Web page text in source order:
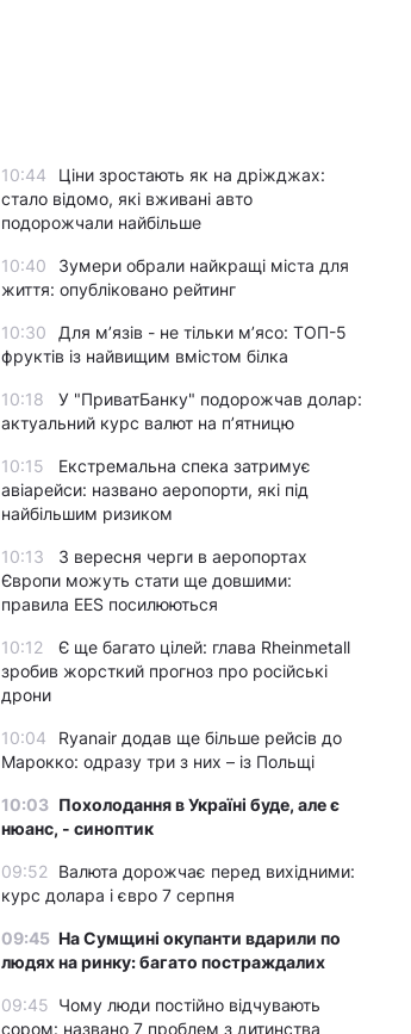
10:44
Ціни зростають як на дріжджах:
стало відомо, які вживані авто
подорожчали найбільше
10:40
Зумери обрали найкращі міста для
життя: опубліковано рейтинг
10:30
Для м’язів - не тільки м’ясо: ТОП-5
фруктів із найвищим вмістом білка
10:18
У "ПриватБанку" подорожчав долар:
актуальний курс валют на п’ятницю
10:15
Екстремальна спека затримує
авіарейси: названо аеропорти, які під
найбільшим ризиком
10:13
З вересня черги в аеропортах
Європи можуть стати ще довшими:
правила EES посилюються
10:12
Є ще багато цілей: глава Rheinmetall
зробив жорсткий прогноз про російські
дрони
10:04
Ryanair додав ще більше рейсів до
Марокко: одразу три з них – із Польщі
10:03 Похолодання в Україні буде, але є
нюанс, - синоптик
09:52
Валюта дорожчає перед вихідними:
курс долара і євро 7 серпня
09:45 На Сумщині окупанти вдарили по
людях на ринку: багато постраждалих
09:45 Чому люди постійно відчувають
сором: названо 7 проблем з дитинства